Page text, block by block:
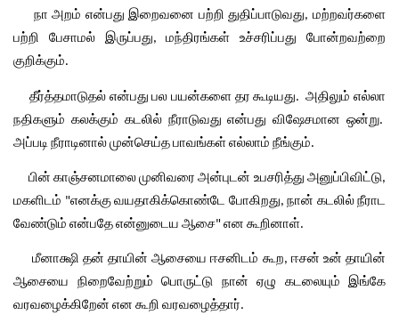
நா அறம் என்பது இறைவனை பற்றி துதிப்பாடுவது, மற்றவர்களை
பற்றி
பேசாமல் இருப்பது, மந்திரங்கள் உச்சரிப்பது
போன்றவற்றை
குறிக்கும்.
தீர்த்தமாடுதல் என்பது பல பயன்களை தர கூடியது. அதிலும் எல்லா
நதிகளும் கலக்கும் கடலில் நீராடுவது என்பது விஷேசமான ஒன்று
அப்படி நீராடினால்முன்செய்தபாவங்கள்எல்லாம் நீங்கும்.
பின் காஞ்சனமாலை முனிவரை அன்புடன் உபசரித்து அனுப்பிவிட்டு
மகளிடம் "எனக்கு வயதாகிக்கொண்டே போகிறது, நான் கடலில் நீராட
வேண்டும் என்பதேஎன்னுடைய ஆசை" என கூறினாள்.
மீனாக்ஷி தன் தாயின் ஆசையை ஈசனிடம் கூற, ஈசன் உன் தாயின்
ஆசையை
நிறைவேற்றும் பொருட்டு நான் ஏழு கடலையும்
இங்கே
வரவழைக்கிறேன் என கூறி வரவழைத்தார்.